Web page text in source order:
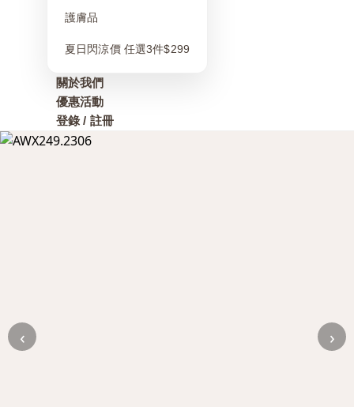
護膚品
夏日閃涼價 任選3件$299
關於我們
優惠活動
登錄 / 註冊
‹ ›